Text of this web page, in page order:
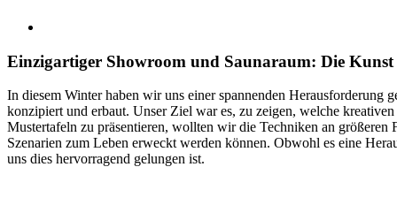
Einzigartiger Showroom und Saunaraum: Die Kunst
In diesem Winter haben wir uns einer spannenden Herausforderung
konzipiert und erbaut. Unser Ziel war es, zu zeigen, welche
Mustertafeln zu präsentieren, wollten wir die Techniken an
Szenarien zum Leben erweckt werden können. Obwohl es eine
uns dies hervorragend gelungen ist.